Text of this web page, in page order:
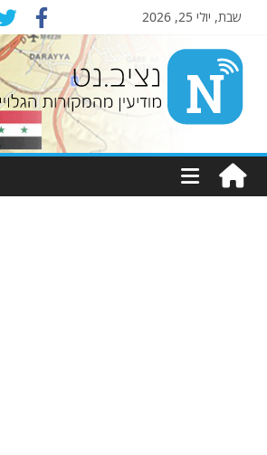
שבת, יולי 25, 2026
Nziv.net
מודיעין
מהמקורות